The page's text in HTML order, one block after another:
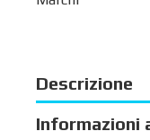
Descrizione
Informazioni